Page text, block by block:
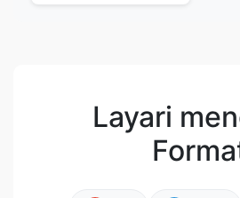
Layari